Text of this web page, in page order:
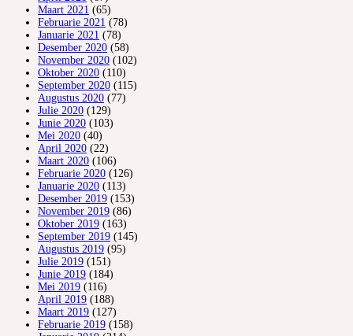
Maart 2021 (65)
Februarie 2021 (78)
Januarie 2021 (78)
Desember 2020 (58)
November 2020 (102)
Oktober 2020 (110)
September 2020 (115)
Augustus 2020 (77)
Julie 2020 (129)
Junie 2020 (103)
Mei 2020 (40)
April 2020 (22)
Maart 2020 (106)
Februarie 2020 (126)
Januarie 2020 (113)
Desember 2019 (153)
November 2019 (86)
Oktober 2019 (163)
September 2019 (145)
Augustus 2019 (95)
Julie 2019 (151)
Junie 2019 (184)
Mei 2019 (116)
April 2019 (188)
Maart 2019 (127)
Februarie 2019 (158)